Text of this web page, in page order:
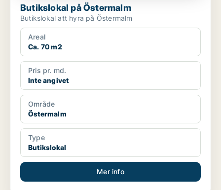
Butikslokal på Östermalm
Butikslokal att hyra på Östermalm
Areal
Ca. 70 m2
Pris pr. md.
Inte angivet
Område
Östermalm
Type
Butikslokal
Mer info